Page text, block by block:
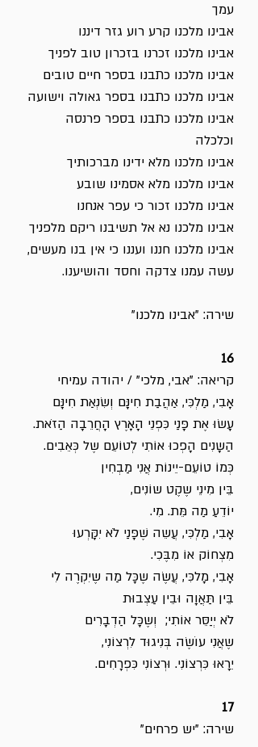
עמך
אבינו מלכנו קרע רוע גזר דיננו
אבינו מלכנו זכרנו בזכרון טוב לפניך
אבינו מלכנו כתבנו בספר חיים טובים
אבינו מלכנו כתבנו בספר גאולה וישועה
אבינו מלכנו כתבנו בספר פרנסה
וכלכלה
אבינו מלכנו מלא ידינו מברכותיך
אבינו מלכנו מלא אסמינו שובע
אבינו מלכנו זכור כי עפר אנחנו
אבינו מלכנו נא אל תשיבנו ריקם מלפניך
אבינו מלכנו חננו ועננו כי אין בנו מעשים,
עשה עמנו צדקה וחסד והושיענו.
שירה: "אבינו מלכנו"
16
קריאה: "אבי, מלכי" / יהודה עמיחי
אָבִי, מַלְכִּי, אַהֲבַת חִינָּם וְשִׂנְאַת חִינָּם
עָשׂוּ אֶת פָּנַי כִּפְנֵי הָאָרֶץ הָחֲרֵבָה הַזֹאת.
הַשָנִים הָפְכוּ אוֹתִי לְטוֹעֵם שֶל כְּאֵבִים.
כְּמוֹ טוֹעֵם-יֵינוֹת אֲנִי מַבְחִין
בֵּין מִינֵי שֶקֶט שוֹנִים,
יוֹדֵעַ מַה מֵּת. מִי.
אָבִי, מַלְכִּי, עֲשֵה שֶׁפָּנַי לֹא יִקָּרְעוּ
מִצְחוֹק אוֹ מִבֶּכִי.
אָבִי, מָלכִּי, עֲשֶׂה שֶכָּל מַה שֶיִקְרֶה לִי
בֵּין תַּאֲוָה וּבֵין עַצְבוּת
לֹא יְיַסֵּר אוֹתִי; וְשֶכָּל הַדְבָרִים
שֶאֲנִי עוֹשֶׂה בְּנִיגוּד לִרְצוֹנִי,
יֵרָאוּ כִּרְצוֹנִי. וּרְצוֹנִי כִּפְרָחִים.
17
שירה: "יש פרחים"